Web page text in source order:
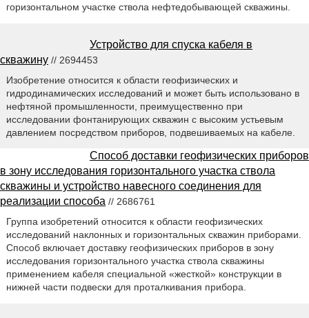
горизонтальном участке ствола нефтедобывающей скважины.
Устройство для спуска кабеля в
скважину // 2694453
Изобретение относится к области геофизических и
гидродинамических исследований и может быть использовано в
нефтяной промышленности, преимущественно при
исследовании фонтанирующих скважин с высоким устьевым
давлением посредством приборов, подвешиваемых на кабеле.
Способ доставки геофизических приборов
в зону исследования горизонтального участка ствола
скважины и устройство навесного соединения для
реализации способа // 2686761
Группа изобретений относится к области геофизических
исследований наклонных и горизонтальных скважин приборами.
Способ включает доставку геофизических приборов в зону
исследования горизонтального участка ствола скважины
применением кабеля специальной «жесткой» конструкции в
нижней части подвески для проталкивания прибора.